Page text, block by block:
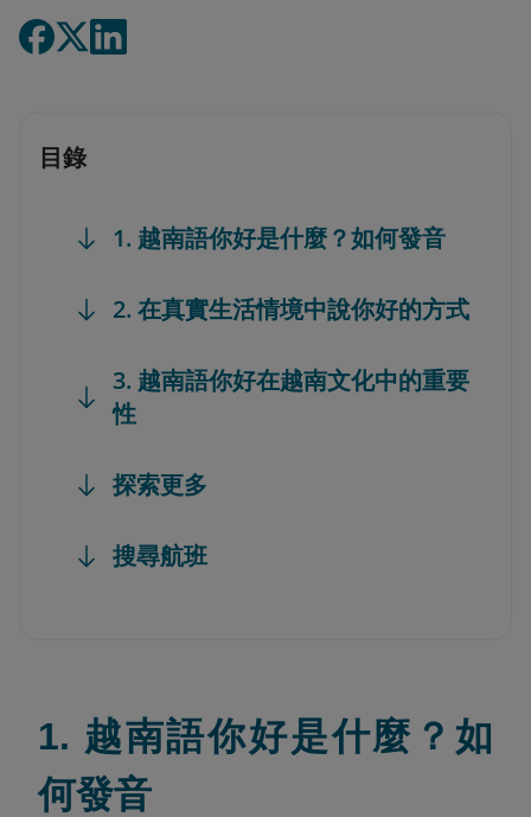
目錄
1. 越南語你好是什麼？如何發音
2. 在真實生活情境中說你好的方式
3. 越南語你好在越南文化中的重要
性
探索更多
搜尋航班
1. 越南語你好是什麼？如
何發音